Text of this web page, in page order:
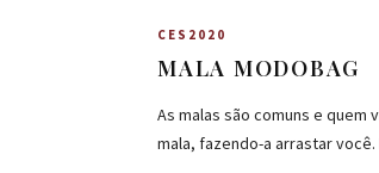
CES2020
MALA MODOBAG
As malas são comuns e quem
mala, fazendo-a arrastar